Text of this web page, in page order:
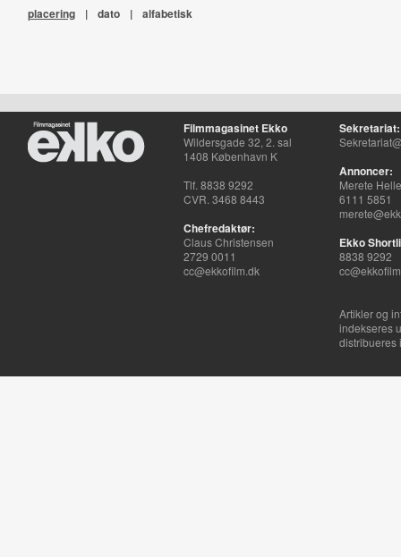
placering | dato | alfabetisk
Filmmagasinet Ekko
Wildersgade 32, 2. sal
1408 København K
Tlf. 8838 9292
CVR. 3468 8443
Chefredaktør:
Claus Christensen
2729 0011
cc@ekkofilm.dk
Sekretariat:
Annoncer:
Merete
6111 5851
Ekko
8838 9292
Artikler og
indekseres
distribueres